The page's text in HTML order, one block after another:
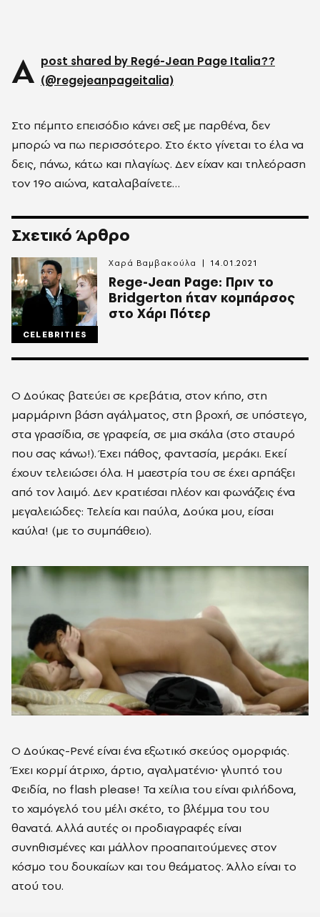
A post shared by Regé-Jean Page Italia??
(@regejeanpageitalia)
Στο πέμπτο επεισόδιο κάνει σεξ με παρθένα, δεν
μπορώ να πω περισσότερο. Στο έκτο γίνεται το έλα να
δεις, πάνω, κάτω και πλαγίως. Δεν είχαν και τηλεόραση
τον 19ο αιώνα, καταλαβαίνετε…
Σχετικό Άρθρο
CELEBRITIES
Rege-Jean Page: Πριν το
Bridgerton ήταν κομπάρσος
στο Χάρι Πότερ
Χαρά Βαμβακούλα 14.01.2021
Ο Δούκας βατεύει σε κρεβάτια, στον κήπο, στη
μαρμάρινη βάση αγάλματος, στη βροχή, σε υπόστεγο,
στα γρασίδια, σε γραφεία, σε μια σκάλα (στο σταυρό
που σας κάνω!). Έχει πάθος, φαντασία, μεράκι. Εκεί
έχουν τελειώσει όλα. Η μαεστρία του σε έχει αρπάξει
από τον λαιμό. Δεν κρατιέσαι πλέον και φωνάζεις ένα
μεγαλειώδες: Τελεία και παύλα, Δούκα μου, είσαι
καύλα! (με το συμπάθειο).
Ο Δούκας-Ρενέ είναι ένα εξωτικό σκεύος ομορφιάς.
Έχει κορμί άτριχο, άρτιο, αγαλματένιο·γλυπτό του
Φειδία, no flash please! Τα χείλια του είναι φιλήδονα,
το χαμόγελό του μέλι σκέτο, το βλέμμα του του
θανατά. Αλλά αυτές οι προδιαγραφές είναι
συνηθισμένες και μάλλον προαπαιτούμενες στον
κόσμο του δουκαίων και του θεάματος. Άλλο είναι το
ατού του.